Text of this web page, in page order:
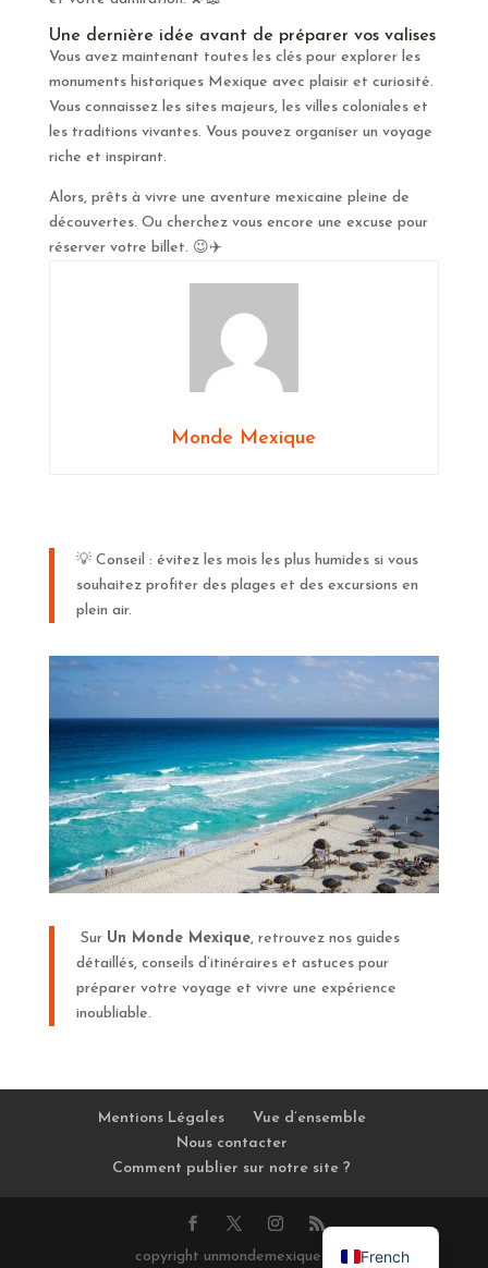
Une dernière idée avant de préparer vos valises
Vous avez maintenant toutes les clés pour explorer les
monuments historiques Mexique avec plaisir et curiosité.
Vous connaissez les sites majeurs, les villes coloniales et
les traditions vivantes. Vous pouvez organiser un voyage
riche et inspirant.
Alors, prêts à vivre une aventure mexicaine pleine de
découvertes. Ou cherchez vous encore une excuse pour
réserver votre billet. 😉✈️
Monde Mexique
💡 Conseil : évitez les mois les plus humides si vous
souhaitez profiter des plages et des excursions en
plein air.
Sur Un Monde Mexique, retrouvez nos guides
détaillés, conseils d’itinéraires et astuces pour
préparer votre voyage et vivre une expérience
inoubliable.
Mentions Légales
Vue d’ensemble
Nous contacter
Comment publier sur notre site ?
copyright unmondemexique.com French